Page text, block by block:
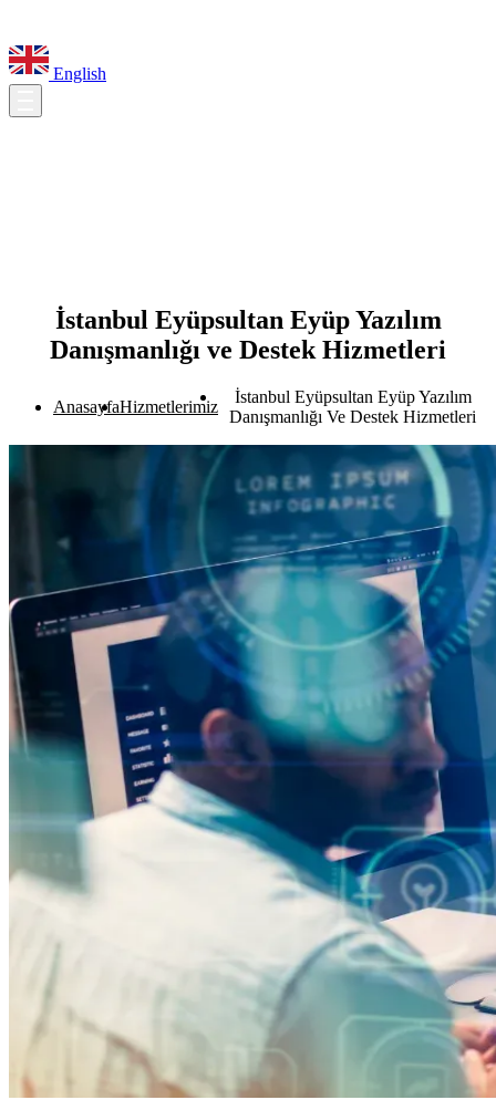
English
İstanbul Eyüpsultan Eyüp Yazılım
Danışmanlığı ve Destek Hizmetleri
AnasayfaHizmetlerimiz
İstanbul Eyüpsultan Eyüp Yazılım
Danışmanlığı Ve Destek Hizmetleri